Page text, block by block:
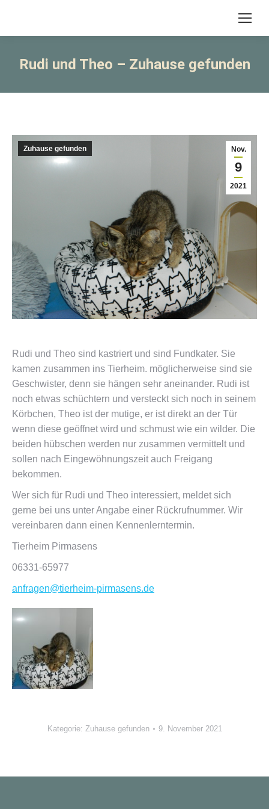
Rudi und Theo – Zuhause gefunden
Nov.
9
2021
Zuhause gefunden
Rudi und Theo sind kastriert und sind Fundkater. Sie
kamen zusammen ins Tierheim. möglicherweise sind sie
Geschwister, denn sie hängen sehr aneinander. Rudi ist
noch etwas schüchtern und versteckt sich noch in seinem
Körbchen, Theo ist der mutige, er ist direkt an der Tür
wenn diese geöffnet wird und schmust wie ein wilder. Die
beiden hübschen werden nur zusammen vermittelt und
sollen nach Eingewöhnungszeit auch Freigang
bekommen.
Wer sich für Rudi und Theo interessiert, meldet sich
gerne bei uns unter Angabe einer Rückrufnummer. Wir
vereinbaren dann einen Kennenlerntermin.
Tierheim Pirmasens
06331-65977
anfragen@tierheim-pirmasens.de
Kategorie: Zuhause gefunden 9. November 2021